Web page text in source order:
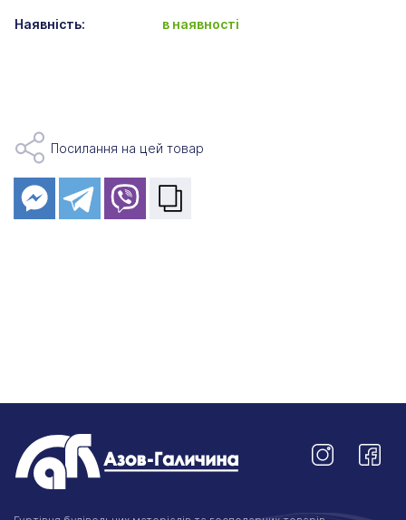
Наявність:
в наявності
Посилання на цей товар